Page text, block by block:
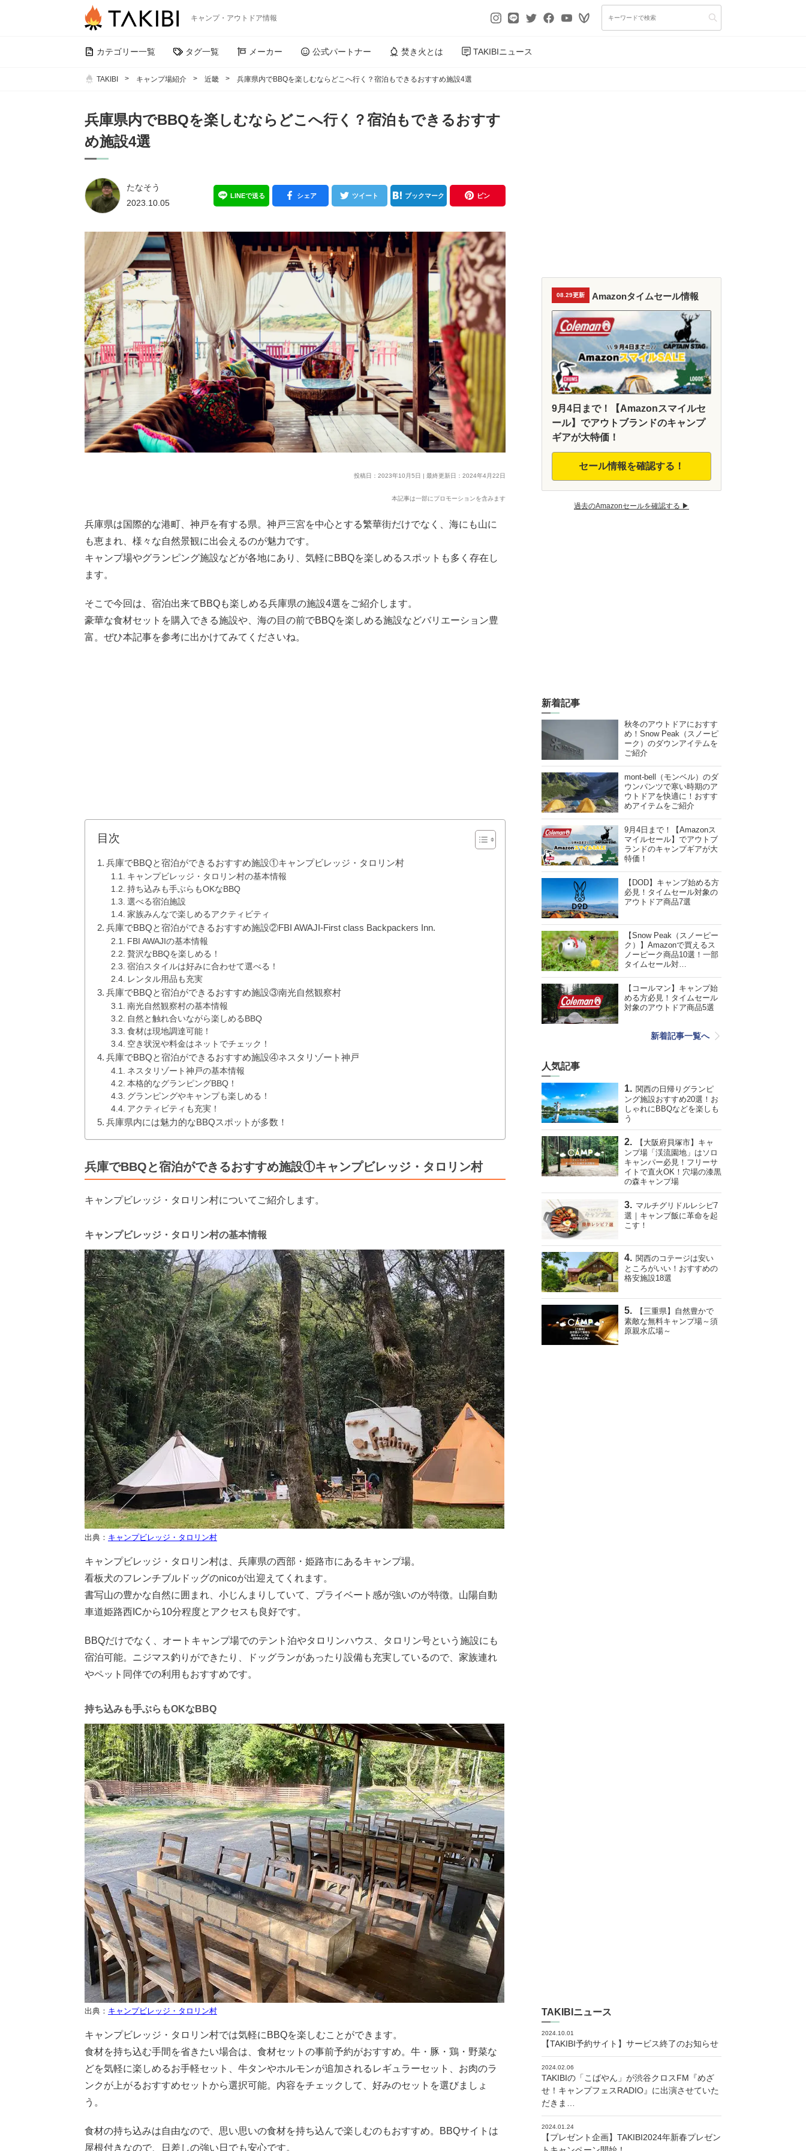
キャンプ・アウトドア情報
カテゴリー一覧 タグ一覧 メーカー 公式パートナー 焚き火とは TAKIBIニュース
TAKIBI キャンプ場紹介 近畿 兵庫県内でBBQを楽しむならどこへ行く？宿泊もできるおすすめ施設4選
兵庫県内でBBQを楽しむならどこへ行く？宿泊もできるおすす
め施設4選
たなそう
2023.10.05
LINEで送る シェア ツイート ブックマーク ピン
投稿日：2023年10月5日 | 最終更新日：2024年4月22日
本記事は一部にプロモーションを含みます
兵庫県は国際的な港町、神戸を有する県。神戸三宮を中心とする繁華街だけでなく、海にも山に
も恵まれ、様々な自然景観に出会えるのが魅力です。
キャンプ場やグランピング施設などが各地にあり、気軽にBBQを楽しめるスポットも多く存在し
ます。
そこで今回は、宿泊出来てBBQも楽しめる兵庫県の施設4選をご紹介します。
豪華な食材セットを購入できる施設や、海の目の前でBBQを楽しめる施設などバリエーション豊
富。ぜひ本記事を参考に出かけてみてくださいね。
目次
兵庫でBBQと宿泊ができるおすすめ施設①キャンプビレッジ・タロリン村
キャンプビレッジ・タロリン村の基本情報
持ち込みも手ぶらもOKなBBQ
選べる宿泊施設
家族みんなで楽しめるアクティビティ
兵庫でBBQと宿泊ができるおすすめ施設②FBI AWAJI-First class Backpackers Inn.
FBI AWAJIの基本情報
贅沢なBBQを楽しめる！
宿泊スタイルは好みに合わせて選べる！
レンタル用品も充実
兵庫でBBQと宿泊ができるおすすめ施設③南光自然観察村
南光自然観察村の基本情報
自然と触れ合いながら楽しめるBBQ
食材は現地調達可能！
空き状況や料金はネットでチェック！
兵庫でBBQと宿泊ができるおすすめ施設④ネスタリゾート神戸
ネスタリゾート神戸の基本情報
本格的なグランピングBBQ！
グランピングやキャンプも楽しめる！
アクティビティも充実！
兵庫県内には魅力的なBBQスポットが多数！
兵庫でBBQと宿泊ができるおすすめ施設①キャンプビレッジ・タロリン村
キャンプビレッジ・タロリン村についてご紹介します。
キャンプビレッジ・タロリン村の基本情報
出典： キャンプビレッジ・タロリン村
キャンプビレッジ・タロリン村は、兵庫県の西部・姫路市にあるキャンプ場。
看板犬のフレンチブルドッグのnicoが出迎えてくれます。
書写山の豊かな自然に囲まれ、小じんまりしていて、プライベート感が強いのが特徴。山陽自動
車道姫路西ICから10分程度とアクセスも良好です。
BBQだけでなく、オートキャンプ場でのテント泊やタロリンハウス、タロリン号という施設にも
宿泊可能。ニジマス釣りができたり、ドッグランがあったり設備も充実しているので、家族連れ
やペット同伴での利用もおすすめです。
持ち込みも手ぶらもOKなBBQ
出典： キャンプビレッジ・タロリン村
キャンプビレッジ・タロリン村では気軽にBBQを楽しむことができます。
食材を持ち込む手間を省きたい場合は、食材セットの事前予約がおすすめ。牛・豚・鶏・野菜な
どを気軽に楽しめるお手軽セット、牛タンやホルモンが追加されるレギュラーセット、お肉のラ
ンクが上がるおすすめセットから選択可能。内容をチェックして、好みのセットを選びましょ
う。
食材の持ち込みは自由なので、思い思いの食材を持ち込んで楽しむのもおすすめ。BBQサイトは
屋根付きなので、日差しの強い日でも安心です。
08.29更新 Amazonタイムセール情報
9月4日まで！【Amazonスマイルセ
ール】でアウトブランドのキャンプ
ギアが大特価！
セール情報を確認する！
過去のAmazonセールを確認する ▶︎
新着記事
秋冬のアウトドアにおすす
め！Snow Peak（スノーピ
ーク）のダウンアイテムを
ご紹介
mont-bell（モンベル）のダ
ウンパンツで寒い時期のア
ウトドアを快適に！おすす
めアイテムをご紹介
9月4日まで！【Amazonス
マイルセール】でアウトブ
ランドのキャンプギアが大
特価！
【DOD】キャンプ始める方
必見！タイムセール対象の
アウトドア商品7選
【Snow Peak（スノーピー
ク）】Amazonで買えるス
ノーピーク商品10選！一部
タイムセール対…
【コールマン】キャンプ始
める方必見！タイムセール
対象のアウトドア商品5選
新着記事一覧へ
人気記事
関西の日帰りグランピ
ング施設おすすめ20選！お
しゃれにBBQなどを楽しも
う
【大阪府貝塚市】キャ
ンプ場「渓流園地」はソロ
キャンパー必見！フリーサ
イトで直火OK！穴場の漆黒
の森キャンプ場
マルチグリドルレシピ7
選｜キャンプ飯に革命を起
こす！
関西のコテージは安い
ところがいい！おすすめの
格安施設18選
【三重県】自然豊かで
素敵な無料キャンプ場～須
原親水広場～
TAKIBIニュース
2024.10.01
【TAKIBI予約サイト】サービス終了のお知らせ
2024.02.06
TAKIBIの「こばやん」が渋谷クロスFM『めざ
せ！キャンプフェスRADIO』に出演させていた
だきま…
2024.01.24
【プレゼント企画】TAKIBI2024年新春プレゼン